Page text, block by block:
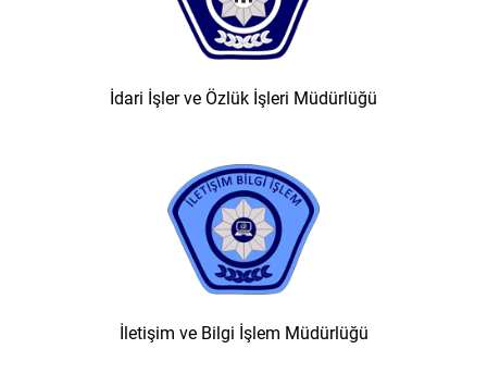
İdari İşler ve Özlük İşleri Müdürlüğü
İletişim ve Bilgi İşlem Müdürlüğü